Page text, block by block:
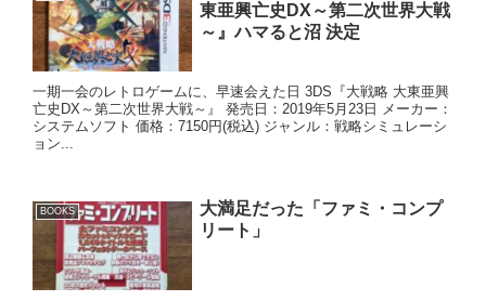
東亜興亡史DX～第二次世界大戦
～』ハマると沼 決定
一期一会のレトロゲームに、早速会えた日 3DS『大戦略 大東亜興
亡史DX～第二次世界大戦～』 発売日：2019年5月23日 メーカー：
システムソフト 価格：7150円(税込) ジャンル：戦略シミュレーシ
ョン...
BOOKS
大満足だった「ファミ・コンプ
リート」